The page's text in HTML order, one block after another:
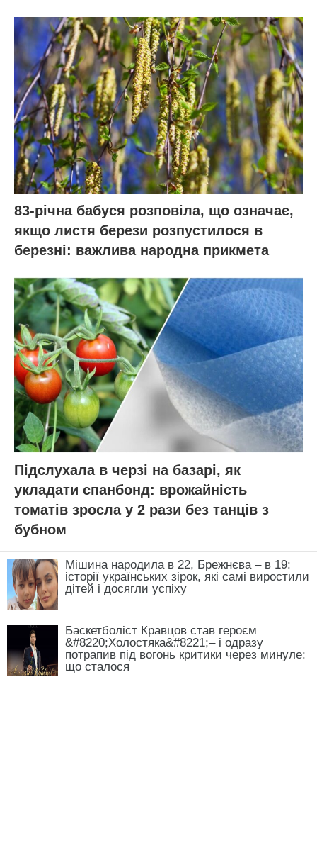
83-річна бабуся розповіла, що означає,
якщо листя берези розпустилося в
березні: важлива народна прикмета
Підслухала в черзі на базарі, як
укладати спанбонд: врожайність
томатів зросла у 2 рази без танців з
бубном
Мішина народила в 22, Брежнєва – в 19:
історії українських зірок, які самі виростили
дітей і досягли успіху
Баскетболіст Кравцов став героєм
&#8220;Холостяка&#8221;– і одразу
потрапив під вогонь критики через минуле:
що сталося